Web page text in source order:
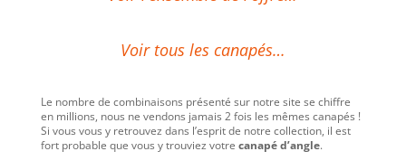
Voir tous les canapés…
Le nombre de combinaisons présenté sur notre site se chiffre
en millions, nous ne vendons jamais 2 fois les mêmes canapés !
Si vous vous y retrouvez dans l’esprit de notre collection, il est
fort probable que vous y trouviez votre canapé d’angle.